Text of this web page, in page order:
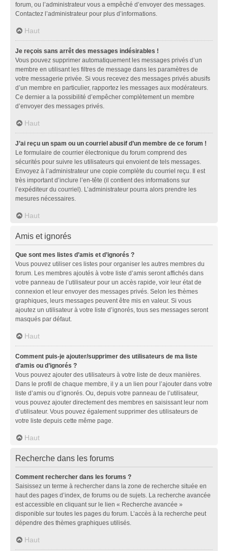
forum, ou l’administrateur vous a empêché d’envoyer des messages.
Contactez l’administrateur pour plus d’informations.
Haut
Je reçois sans arrêt des messages indésirables !
Vous pouvez supprimer automatiquement les messages privés d’un
membre en utilisant les filtres de message dans les paramètres de
votre messagerie privée. Si vous recevez des messages privés abusifs
d’un membre en particulier, rapportez les messages aux modérateurs.
Ce dernier a la possibilité d’empêcher complètement un membre
d’envoyer des messages privés.
Haut
J’ai reçu un spam ou un courriel abusif d’un membre de ce forum !
Le formulaire de courrier électronique du forum comprend des
sécurités pour suivre les utilisateurs qui envoient de tels messages.
Envoyez à l’administrateur une copie complète du courriel reçu. Il est
très important d’inclure l’en-tête (il contient des informations sur
l’expéditeur du courriel). L’administrateur pourra alors prendre les
mesures nécessaires.
Haut
Amis et ignorés
Que sont mes listes d’amis et d’ignorés ?
Vous pouvez utiliser ces listes pour organiser les autres membres du
forum. Les membres ajoutés à votre liste d’amis seront affichés dans
votre panneau de l’utilisateur pour un accès rapide, voir leur état de
connexion et leur envoyer des messages privés. Selon les thèmes
graphiques, leurs messages peuvent être mis en valeur. Si vous
ajoutez un utilisateur à votre liste d’ignorés, tous ses messages seront
masqués par défaut.
Haut
Comment puis-je ajouter/supprimer des utilisateurs de ma liste
d’amis ou d’ignorés ?
Vous pouvez ajouter des utilisateurs à votre liste de deux manières.
Dans le profil de chaque membre, il y a un lien pour l’ajouter dans votre
liste d’amis ou d’ignorés. Ou, depuis votre panneau de l’utilisateur,
vous pouvez ajouter directement des membres en saisissant leur nom
d’utilisateur. Vous pouvez également supprimer des utilisateurs de
votre liste depuis cette même page.
Haut
Recherche dans les forums
Comment rechercher dans les forums ?
Saisissez un terme à rechercher dans la zone de recherche située en
haut des pages d’index, de forums ou de sujets. La recherche avancée
est accessible en cliquant sur le lien « Recherche avancée »
disponible sur toutes les pages du forum. L’accès à la recherche peut
dépendre des thèmes graphiques utilisés.
Haut